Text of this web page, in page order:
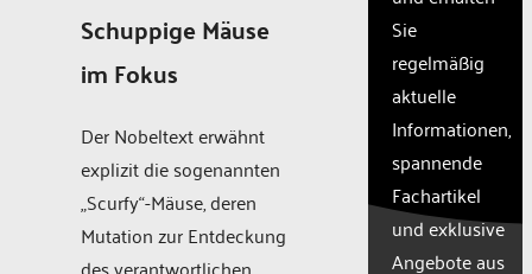
Schuppige Mäuse
im Fokus
Der Nobeltext erwähnt
explizit die sogenannten
„Scurfy“-Mäuse, deren
Mutation zur Entdeckung
CMP
to add
content
to the
list of
used.
Powered
Sie
regelmäßig
aktuelle
Informationen,
spannende
Fachartikel
und exklusive
Angebote aus